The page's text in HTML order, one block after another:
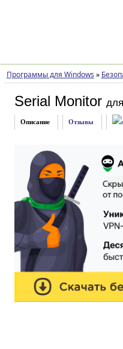
Программы для Windows »
Serial Monitor
Описание Отзывы